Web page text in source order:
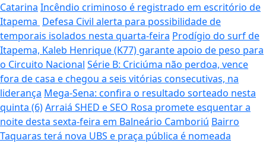
Catarina Incêndio criminoso é registrado em escritório de
Itapema Defesa Civil alerta para possibilidade de
temporais isolados nesta quarta-feira Prodígio do surf de
Itapema, Kaleb Henrique (K77) garante apoio de peso para
o Circuito Nacional Série B: Criciúma não perdoa, vence
fora de casa e chegou a seis vitórias consecutivas, na
liderança Mega-Sena: confira o resultado sorteado nesta
quinta (6)Arraiá SHED e SEO Rosa promete esquentar a
noite desta sexta-feira em Balneário Camboriú Bairro
Taquaras terá nova UBS e praça pública é nomeada